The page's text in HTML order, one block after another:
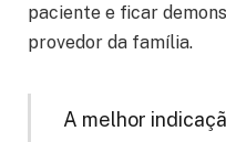
paciente e ficar
provedor da família.
A melhor